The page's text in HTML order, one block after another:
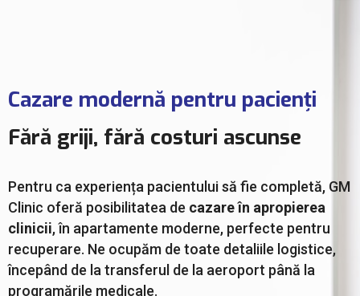
Cazare modernă pentru pacienți
Fără griji, fără costuri ascunse
Pentru ca experiența pacientului să fie completă, GM
Clinic oferă posibilitatea de cazare în apropierea
clinicii, în apartamente moderne, perfecte pentru
recuperare. Ne ocupăm de toate detaliile logistice,
începând de la transferul de la aeroport până la
programările medicale.